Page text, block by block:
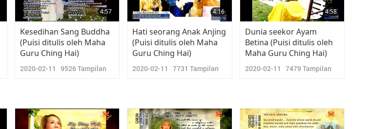
4:57
Kesedihan Sang Buddha
(Puisi ditulis oleh Maha
Guru Ching Hai)
2020-02-11 9526Tampilan
4:16
Hati seorang Anak Anjing
(Puisi ditulis oleh Maha
Guru Ching Hai)
2020-02-11 7731 Tampilan
4:58
Dunia seekor Ayam
Betina (Puisi ditulis oleh
Maha Guru Ching Hai)
2020-02-11 7479 Tampilan